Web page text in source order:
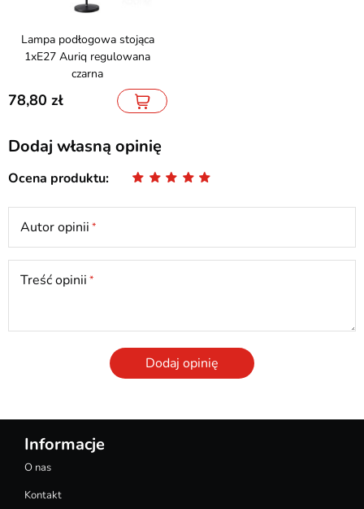
Lampa podłogowa stojąca
1xE27 Auriq regulowana
czarna
78,80
Dodaj własną opinię
Ocena produktu
Autor opinii
Treść opinii
Dodaj opinię
Informacje
O nas
Kontakt